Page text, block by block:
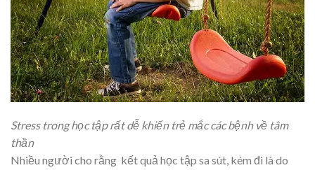
Stress trong học tập rất dễ khiến trẻ mắc các bệnh về tâm
thần
Nhiều người cho rằng kết quả học tập sa sút, kém đi là do